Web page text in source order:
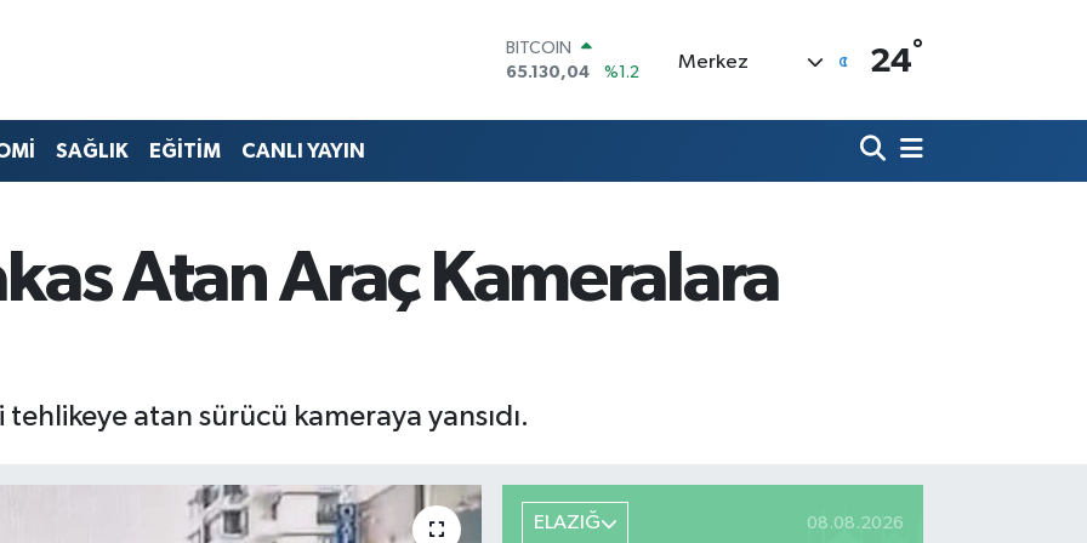
DOLAR
47,7106
%0.17
55,1652
%0.27
13.773
%-19
BITCOIN
Merkez 24°
SAĞLIK EĞİTİM CANLI YAYIN
Atan Araç Kameralara
atan sürücü kameraya yansıdı.
ELAZIĞ 08.08.2026